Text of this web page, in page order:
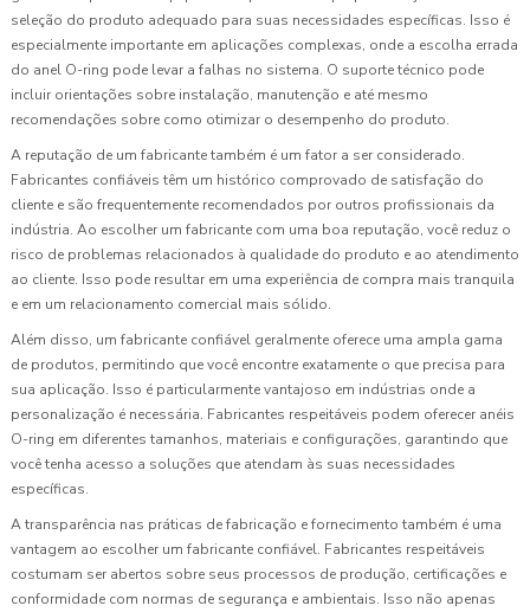
seleção do produto adequado para suas necessidades específicas. Isso é
especialmente importante em aplicações complexas, onde a escolha errada
do anel O-ring pode levar a falhas no sistema. O suporte técnico pode
incluir orientações sobre instalação, manutenção e até mesmo
recomendações sobre como otimizar o desempenho do produto.
A reputação de um fabricante também é um fator a ser considerado.
Fabricantes confiáveis têm um histórico comprovado de satisfação do
cliente e são frequentemente recomendados por outros profissionais da
indústria. Ao escolher um fabricante com uma boa reputação, você reduz o
risco de problemas relacionados à qualidade do produto e ao atendimento
ao cliente. Isso pode resultar em uma experiência de compra mais tranquila
e em um relacionamento comercial mais sólido.
Além disso, um fabricante confiável geralmente oferece uma ampla gama
de produtos, permitindo que você encontre exatamente o que precisa para
sua aplicação. Isso é particularmente vantajoso em indústrias onde a
personalização é necessária. Fabricantes respeitáveis podem oferecer anéis
O-ring em diferentes tamanhos, materiais e configurações, garantindo que
você tenha acesso a soluções que atendam às suas necessidades
específicas.
A transparência nas práticas de fabricação e fornecimento também é uma
vantagem ao escolher um fabricante confiável. Fabricantes respeitáveis
costumam ser abertos sobre seus processos de produção, certificações e
conformidade com normas de segurança e ambientais. Isso não apenas